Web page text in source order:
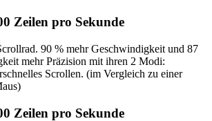
Zeilen pro Sekunde
90 % mehr Geschwindigkeit und 87
mehr Präzision mit ihren 2 Modi:
Scrollen. (im Vergleich zu einer
Zeilen pro Sekunde